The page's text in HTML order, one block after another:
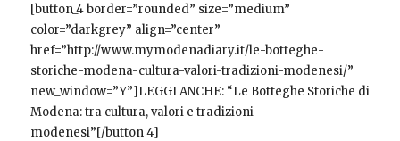
[button_4 border=”rounded” size=”medium”
color=”darkgrey” align=”center”
href=”http://www.mymodenadiary.it/le-botteghe-
storiche-modena-cultura-valori-tradizioni-modenesi/”
new_window=”Y”]LEGGI ANCHE: “Le Botteghe Storiche di
Modena: tra cultura, valori e tradizioni
modenesi”[/button_4]